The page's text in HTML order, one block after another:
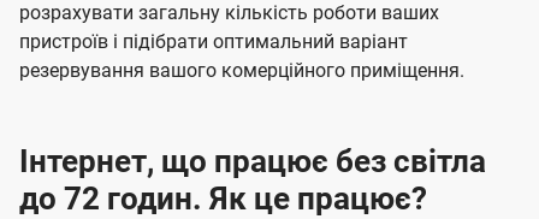
розрахувати загальну кількість роботи ваших
пристроїв і підібрати оптимальний варіант
резервування вашого комерційного приміщення.
Інтернет, що працює без світла
до 72 годин. Як це працює?